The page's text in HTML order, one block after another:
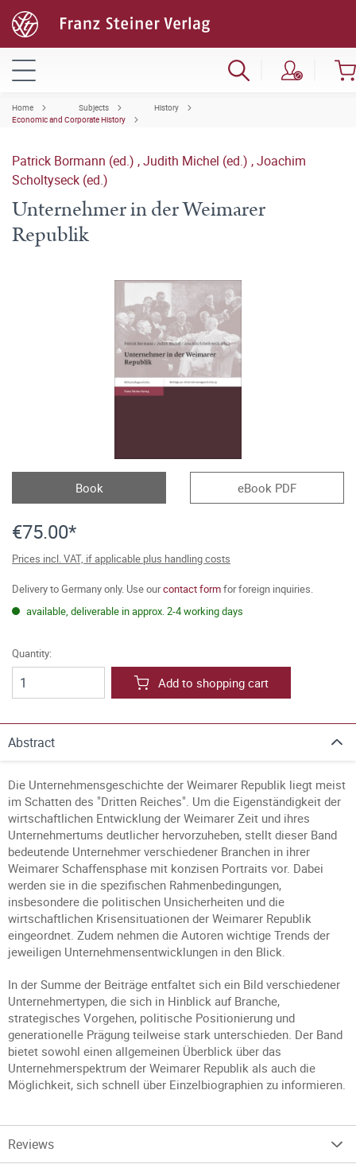
Home Subjects
History
Economic and Corporate History
Patrick Bormann (ed.) ,Judith Michel (ed.) ,Joachim
Scholtyseck (ed.)
Unternehmer in der Weimarer
Republik
Book eBook PDF
€75.00*
Prices incl. VAT, if applicable plus handling costs
Delivery to Germany only. Use ourcontact formfor foreign inquiries.
available, deliverable in approx. 2-4 working days
Quantity:
Add to shopping cart
Abstract
Die Unternehmensgeschichte der Weimarer Republik liegt meist
im Schatten des "Dritten Reiches". Um die Eigenständigkeit der
wirtschaftlichen Entwicklung der Weimarer Zeit und ihres
Unternehmertums deutlicher hervorzuheben, stellt dieser Band
bedeutende Unternehmer verschiedener Branchen in ihrer
Weimarer Schaffensphase mit konzisen Portraits vor. Dabei
werden sie in die spezifischen Rahmenbedingungen,
insbesondere die politischen Unsicherheiten und die
wirtschaftlichen Krisensituationen der Weimarer Republik
eingeordnet. Zudem nehmen die Autoren wichtige Trends der
jeweiligen Unternehmensentwicklungen in den Blick.
In der Summe der Beiträge entfaltet sich ein Bild verschiedener
Unternehmertypen, die sich in Hinblick auf Branche,
strategisches Vorgehen, politische Positionierung und
generationelle Prägung teilweise stark unterschieden. Der Band
bietet sowohl einen allgemeinen Überblick über das
Unternehmerspektrum der Weimarer Republik als auch die
Möglichkeit, sich schnell über Einzelbiographien zu informieren.
Reviews